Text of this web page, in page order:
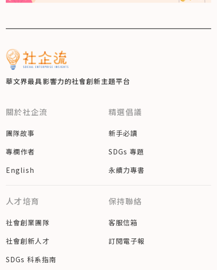
華文界最具影響力的社會創新主題平台
關於社企流
團隊故事
專欄作者
English
精選倡議
新手必讀
SDGs 專題
永續力專書
人才培育
社會創業團隊
社會創新人才
SDGs 科系指南
保持聯絡
客服信箱
訂閱電子報